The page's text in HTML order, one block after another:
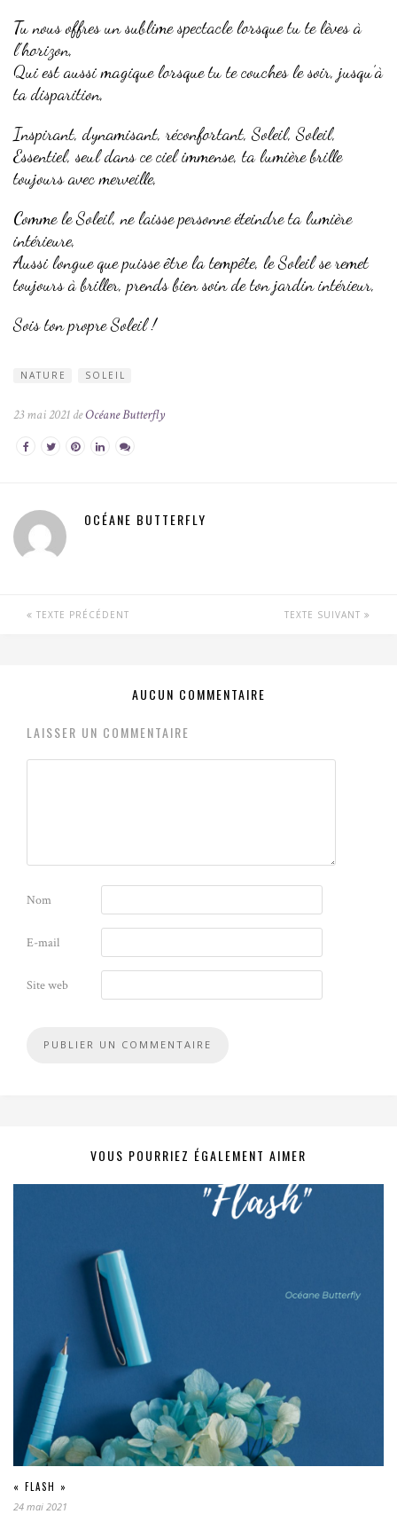
Tu nous offres un sublime spectacle lorsque tu te lèves à
l’horizon,
Qui est aussi magique lorsque tu te couches le soir, jusqu’à
ta disparition,
Inspirant, dynamisant, réconfortant, Soleil, Soleil,
Essentiel, seul dans ce ciel immense, ta lumière brille
toujours avec merveille,
Comme le Soleil, ne laisse personne éteindre ta lumière
intérieure,
Aussi longue que puisse être la tempête, le Soleil se remet
toujours à briller, prends bien soin de ton jardin intérieur,
Sois ton propre Soleil !
NATURE SOLEIL
23 mai 2021 deOcéane Butterfly
OCÉANE BUTTERFLY
TEXTE PRÉCÉDENT TEXTE SUIVANT
AUCUN COMMENTAIRE
LAISSER UN COMMENTAIRE
Nom
E-mail
Site web
VOUS POURRIEZ ÉGALEMENT AIMER
« FLASH »
24 mai 2021